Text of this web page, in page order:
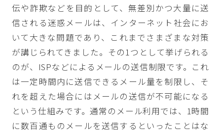
伝や詐欺などを目的として、無差別かつ大量に送
信される迷惑メールは、インターネット社会にお
いて大きな問題であり、これまでさまざまな対策
が講じられてきました。その1つとして挙げられる
のが、ISPなどによるメールの送信制限です。これ
は一定時間内に送信できるメール量を制限し、そ
れを超えた場合にはメールの送信が不可能になる
という仕組みです。通常のメール利用では、1時間
に数百通ものメールを送信するといったことはな